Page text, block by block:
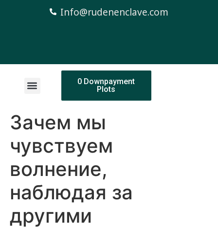
Info@rudenenclave.com
0 Downpayment
Plots
Зачем мы
чувствуем
волнение,
наблюдая за
другими